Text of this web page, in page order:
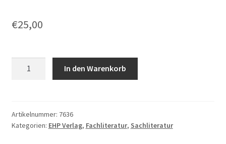
€25,00
Menge
In den Warenkorb
Artikelnummer: 7636
Kategorien: EHP Verlag, Fachliteratur, Sachliteratur